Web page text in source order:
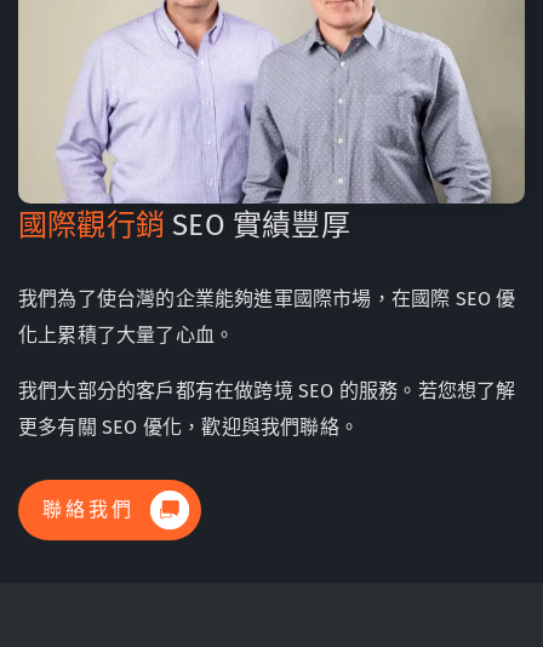
國際觀行銷 SEO 實績豐厚
我們為了使台灣的企業能夠進軍國際市場，在國際 SEO 優
化上累積了大量了心血。
我們大部分的客戶都有在做跨境 SEO 的服務。若您想了解
更多有關 SEO 優化，歡迎與我們聯絡。
聯絡我們